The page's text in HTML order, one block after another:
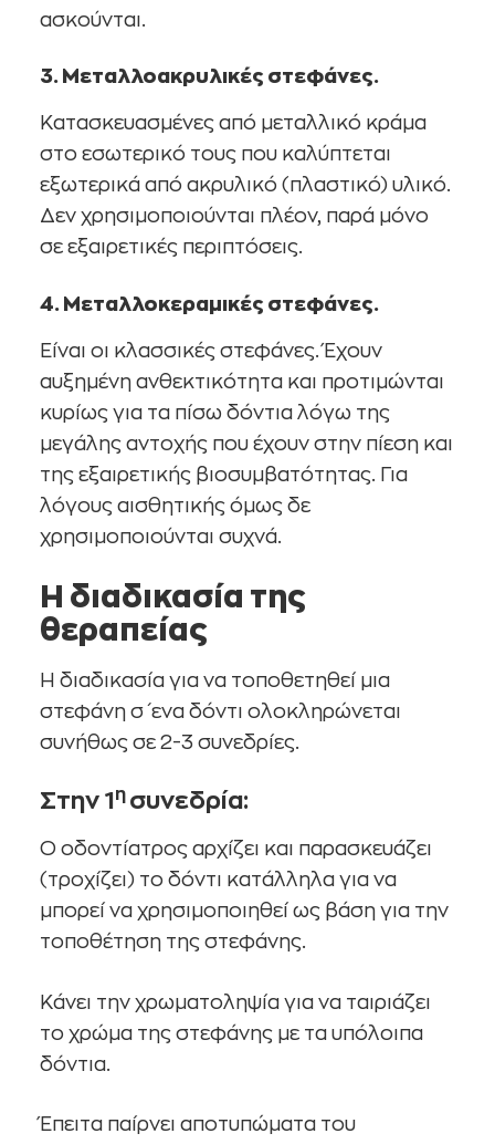
ασκούνται.
3. Μεταλλοακρυλικές στεφάνες.
Κατασκευασμένες από μεταλλικό κράμα
στο εσωτερικό τους που καλύπτεται
εξωτερικά από ακρυλικό (πλαστικό) υλικό.
Δεν χρησιμοποιούνται πλέον, παρά μόνο
σε εξαιρετικές περιπτόσεις.
4. Μεταλλοκεραμικές στεφάνες.
Είναι οι κλασσικές στεφάνες. Έχουν
αυξημένη ανθεκτικότητα και προτιμώνται
κυρίως για τα πίσω δόντια λόγω της
μεγάλης αντοχής που έχουν στην πίεση και
της εξαιρετικής βιοσυμβατότητας. Για
λόγους αισθητικής όμως δε
χρησιμοποιούνται συχνά.
Η διαδικασία της
θεραπείας
Η διαδικασία για να τοποθετηθεί μια
στεφάνη σ΄ενα δόντι ολοκληρώνεται
συνήθως σε 2-3 συνεδρίες.
Στην 1 η συνεδρία:
Ο οδοντίατρος αρχίζει και παρασκευάζει
(τροχίζει) το δόντι κατάλληλα για να
μπορεί να χρησιμοποιηθεί ως βάση για την
τοποθέτηση της στεφάνης.
Κάνει την χρωματοληψία για να ταιριάζει
το χρώμα της στεφάνης με τα υπόλοιπα
δόντια.
Έπειτα παίρνει αποτυπώματα του